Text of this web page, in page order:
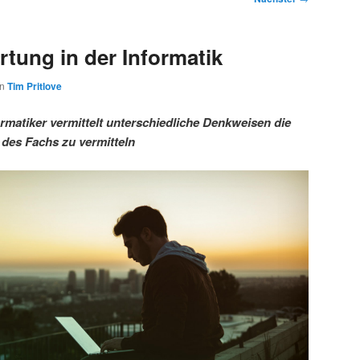
in der Informatik
Tim Pritlove
vermittelt unterschiedliche Denkweisen die
Fachs zu vermitteln